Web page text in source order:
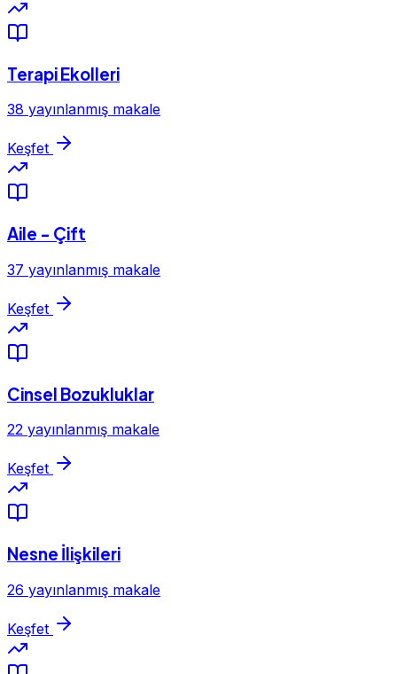
Terapi Ekolleri
38 yayınlanmış makale
Keşfet
Aile - Çift
37 yayınlanmış makale
Keşfet
Cinsel Bozukluklar
22 yayınlanmış makale
Keşfet
Nesne İlişkileri
26 yayınlanmış makale
Keşfet